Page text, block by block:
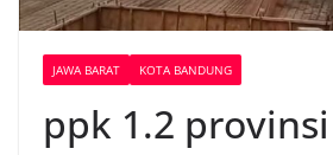
JAWA BARAT KOTA BANDUNG
ppk 1.2 provinsi